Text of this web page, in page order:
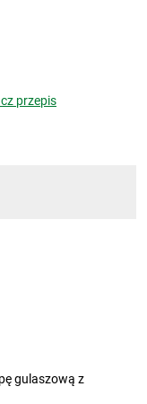
przepis
gulaszową z